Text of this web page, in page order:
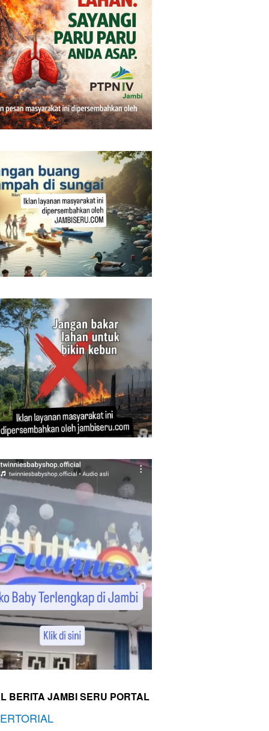
BERITA JAMBI SERU PORTAL